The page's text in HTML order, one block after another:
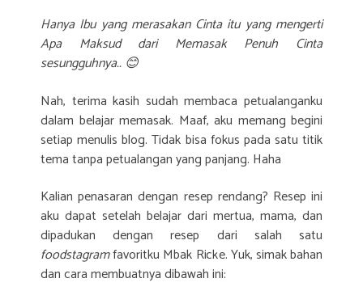
Hanya Ibu yang merasakan Cinta itu yang mengerti
Apa Maksud dari Memasak Penuh Cinta
sesungguhnya.. 😊
Nah, terima kasih sudah membaca petualanganku
dalam belajar memasak. Maaf, aku memang begini
setiap menulis blog. Tidak bisa fokus pada satu titik
tema tanpa petualangan yang panjang. Haha
Kalian penasaran dengan resep rendang? Resep ini
aku dapat setelah belajar dari mertua, mama, dan
dipadukan dengan resep dari salah satu
foodstagramfavoritku Mbak Ricke. Yuk, simak bahan
dan cara membuatnya dibawah ini: